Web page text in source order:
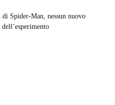
Spider-Man, nessun nuovo